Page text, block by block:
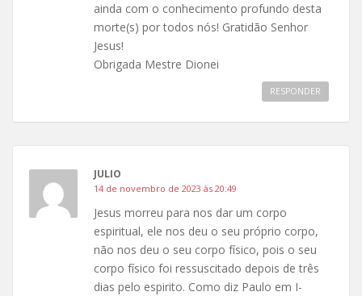
ainda com o conhecimento profundo desta
morte(s) por todos nós! Gratidão Senhor
Jesus!
Obrigada Mestre Dionei
RESPONDER
JULIO
14 de novembro de 2023 às 20:49
Jesus morreu para nos dar um corpo
espiritual, ele nos deu o seu próprio corpo,
não nos deu o seu corpo físico, pois o seu
corpo físico foi ressuscitado depois de três
dias pelo espirito. Como diz Paulo em I-